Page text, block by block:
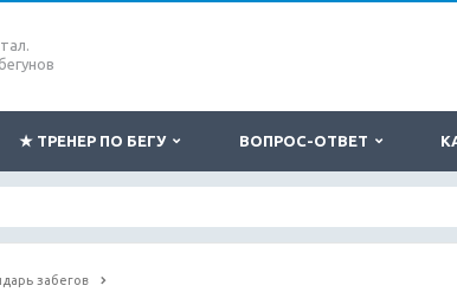
★ ТРЕНЕР ПО БЕГУ ВОПРОС-ОТВЕТ
забегов